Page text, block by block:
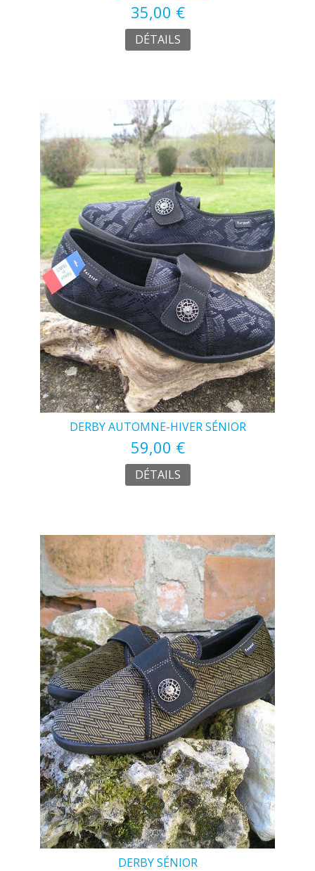
35,00 €
DÉTAILS
DERBY AUTOMNE-HIVER SÉNIOR
59,00 €
DÉTAILS
DERBY SÉNIOR